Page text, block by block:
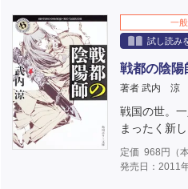
一
試し読み
戦都の陰陽
著者 武内 涼
戦国の世。
まったく新
定価 968 円（
発売日：2011